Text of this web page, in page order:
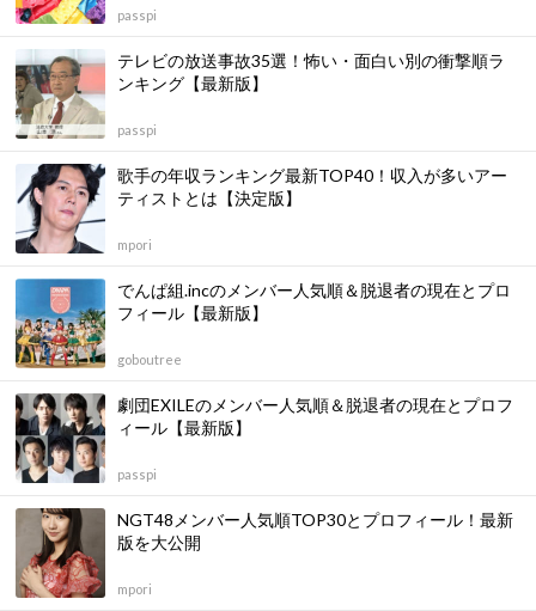
passpi
テレビの放送事故35選！怖い・面白い別の衝撃順ラ
ンキング【最新版】
passpi
歌手の年収ランキング最新TOP40！収入が多いアー
ティストとは【決定版】
mpori
でんぱ組.incのメンバー人気順＆脱退者の現在とプロ
フィール【最新版】
goboutree
劇団EXILEのメンバー人気順＆脱退者の現在とプロフ
ィール【最新版】
passpi
NGT48メンバー人気順TOP30とプロフィール！最新
版を大公開
mpori